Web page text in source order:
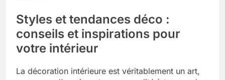
Découvrir pourquoi des trous dans le
jardin sans monticule apparaissent et
Styles et tendances déco :
conseils et inspirations pour
votre intérieur
La décoration intérieure est véritablement un art,